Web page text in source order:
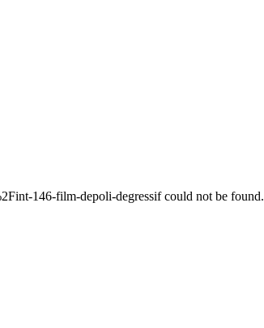
146-film-depoli-degressifcould not be found.